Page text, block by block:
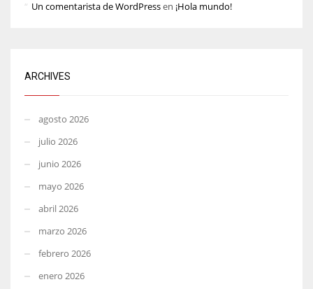
Un comentarista de WordPressen ¡Hola mundo!
ARCHIVES
agosto 2026
julio 2026
junio 2026
mayo 2026
abril 2026
marzo 2026
febrero 2026
enero 2026